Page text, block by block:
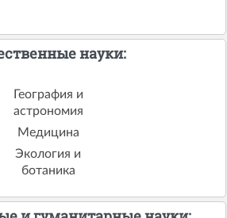
науки:
География и
астрономия
Медицина
Экология и
ботаника